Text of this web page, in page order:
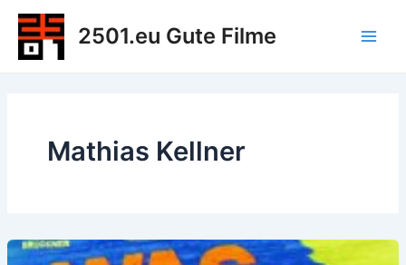
Zum
Inhalt
springen
2501.eu Gute Filme
Mathias Kellner